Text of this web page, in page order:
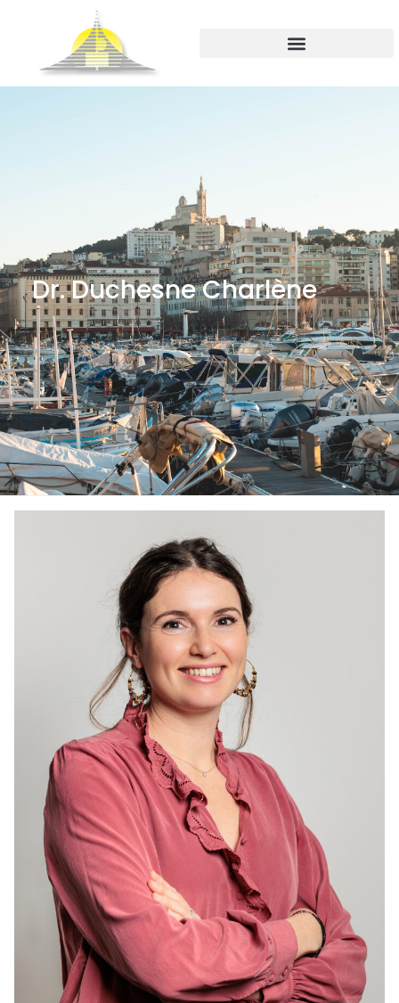
Dr. Duchesne Charlène